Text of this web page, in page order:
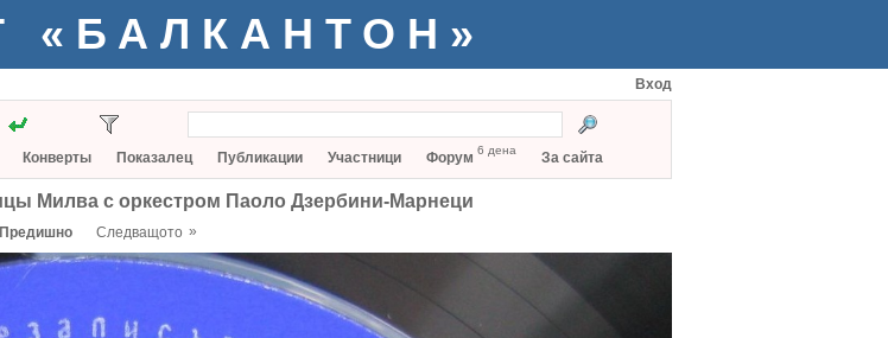
«БАЛКАНТОН»
Вход
Конверты Показалец Публикации Участници Форум 6 дена За сайта
Милва с оркестром Паоло Дзербини-Марнеци
Предишно Следващото »